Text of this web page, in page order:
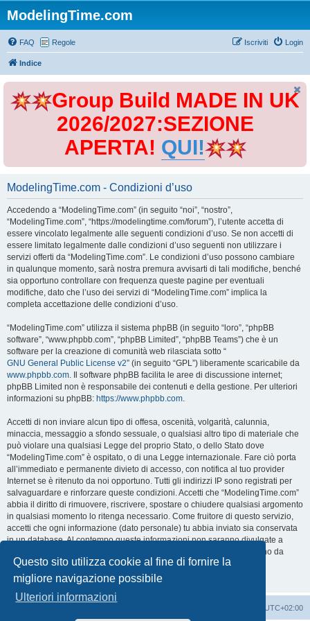
Questo sito utilizza cookie al fine di fornire la
migliore navigazione possibile
Ulteriori informazioni
ModelingTime.com
FAQ Regole Login
Iscriviti
Indice
Group Build MADE IN UK
2026/2027:SEZIONE
APERTA! QUI!
ModelingTime.com - Condizioni d’uso
Accedendo a “ModelingTime.com” (in seguito “noi”, “nostro”,
“ModelingTime.com”, “https://modelingtime.com/forum”), l’utente accetta di
essere vincolato legalmente alle seguenti condizioni d’uso. Se non accetti di
essere limitato legalmente dalle condizioni d’uso seguenti non utilizzare i
servizi offerti da “ModelingTime.com”. Le condizioni d’uso possono cambiare
in qualunque momento, sarà nostra premura avvisarti di tali modifiche, benché
sia opportuno controllare con frequenza queste pagine per eventuali
modifiche, dato che l’uso dei servizi di “ModelingTime.com” implica la
completa accettazione delle condizioni d’uso.
“ModelingTime.com” utilizza il sistema phpBB (in seguito “loro”, “phpBB
software”, “www.phpbb.com”, “phpBB Limited”, “phpBB Teams”) che è un
software per la creazione di comunità web rilasciata sotto “
GNU General Public License v2” (in seguito “GPL”) liberamente scaricabile da
www.phpbb.com. Il software phpBB facilita le aree di discussione internet;
phpBB Limited non è responsabile dei contenuti e della gestione. Per ulteriori
informazioni su phpBB: https://www.phpbb.com.
Accetti di non inviare alcun tipo di offesa, oscenità, volgarità, calunnia,
minaccia, messaggio a sfondo sessuale, o qualsiasi altro tipo di materiale che
può violare una qualsiasi Legge del proprio Stato, o dello Stato dove
“ModelingTime.com” è ospitato, o di una Legge internazionale. Fare ciò porta
all’immediato e permanente divieto di accesso, con notifica al tuo provider
Internet se è ritenuto da noi opportuno. Tutti gli indirizzi IP sono registrati per
salvaguardare e rinforzare queste condizioni. Accetti che “ModelingTime.com”
abbia il diritto di rimuovere, riscrivere, spostare o chiudere qualsiasi argomento
in qualsiasi momento lo ritenga necessario. Come fruitore di questo servizio,
accetti che ogni informazione (dato personale) tu abbia inviato sia conservata
in un database. Al contempo queste informazioni non saranno divulgate a
nessuno senza il tuo consenso, né “ModelingTime.com” o phpBB sono da
ritenersi responsabili per qualsiasi violazione al sistema che possa
compromettere queste informazioni.
UTC+02:00